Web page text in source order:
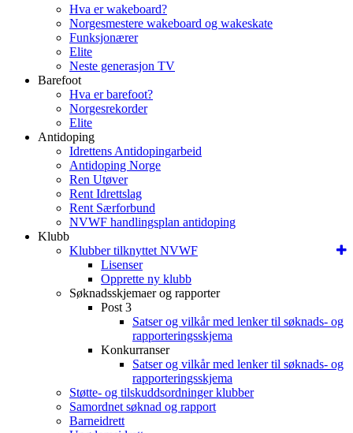
Hva er wakeboard?
Norgesmestere wakeboard og wakeskate
Funksjonærer
Elite
Neste generasjon TV
Barefoot
Hva er barefoot?
Norgesrekorder
Elite
Antidoping
Idrettens Antidopingarbeid
Antidoping Norge
Ren Utøver
Rent Idrettslag
Rent Særforbund
NVWF handlingsplan antidoping
Klubb
Klubber tilknyttet NVWF
Lisenser
Opprette ny klubb
Søknadsskjemaer og rapporter
Post 3
Satser og vilkår med lenker til søknads- og
rapporteringsskjema
Konkurranser
Satser og vilkår med lenker til søknads- og
rapporteringsskjema
Støtte- og tilskuddsordninger klubber
Samordnet søknad og rapport
Barneidrett